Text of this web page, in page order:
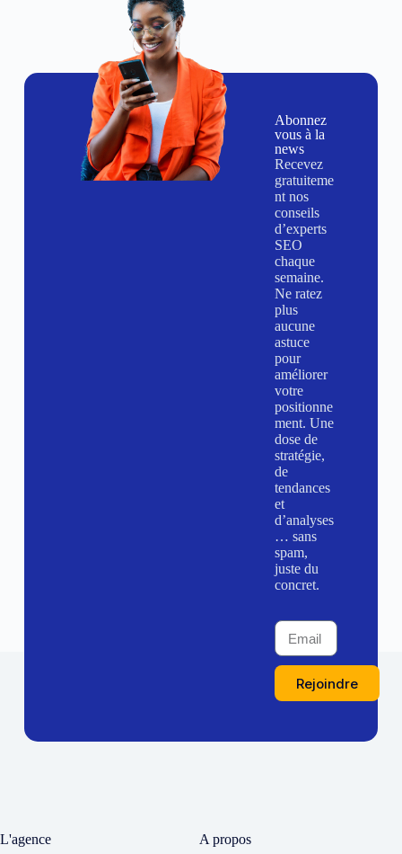
Abonnez
vous à la
news
Recevez
gratuiteme
nt nos
conseils
d’experts
SEO
chaque
semaine.
Ne ratez
plus
aucune
astuce
pour
améliorer
votre
positionne
ment. Une
dose de
stratégie,
de
tendances
et
d’analyses
… sans
spam,
juste du
concret.
Rejoindre
L'agence A propos